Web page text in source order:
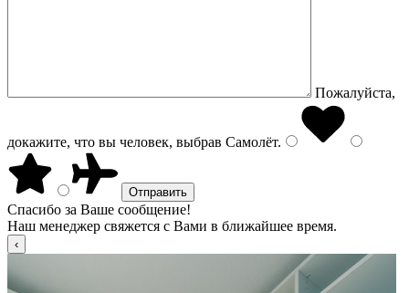
Пожалуйста,
докажите, что вы человек, выбрав Самолёт.
Спасибо за Ваше сообщение!
Наш менеджер свяжется с Вами в ближайшее время.